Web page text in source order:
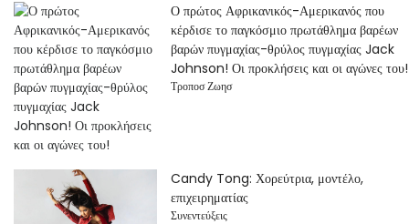
Ο πρώτος Αφρικανικός-Αμερικανός που
κέρδισε το παγκόσμιο πρωτάθλημα βαρέων
βαρών πυγμαχίας-θρύλος πυγμαχίας Jack
Johnson! Οι προκλήσεις και οι αγώνες του!
Τροποσ Ζωησ
Candy Tong: Χορεύτρια, μοντέλο,
επιχειρηματίας
Συνεντεύξεις